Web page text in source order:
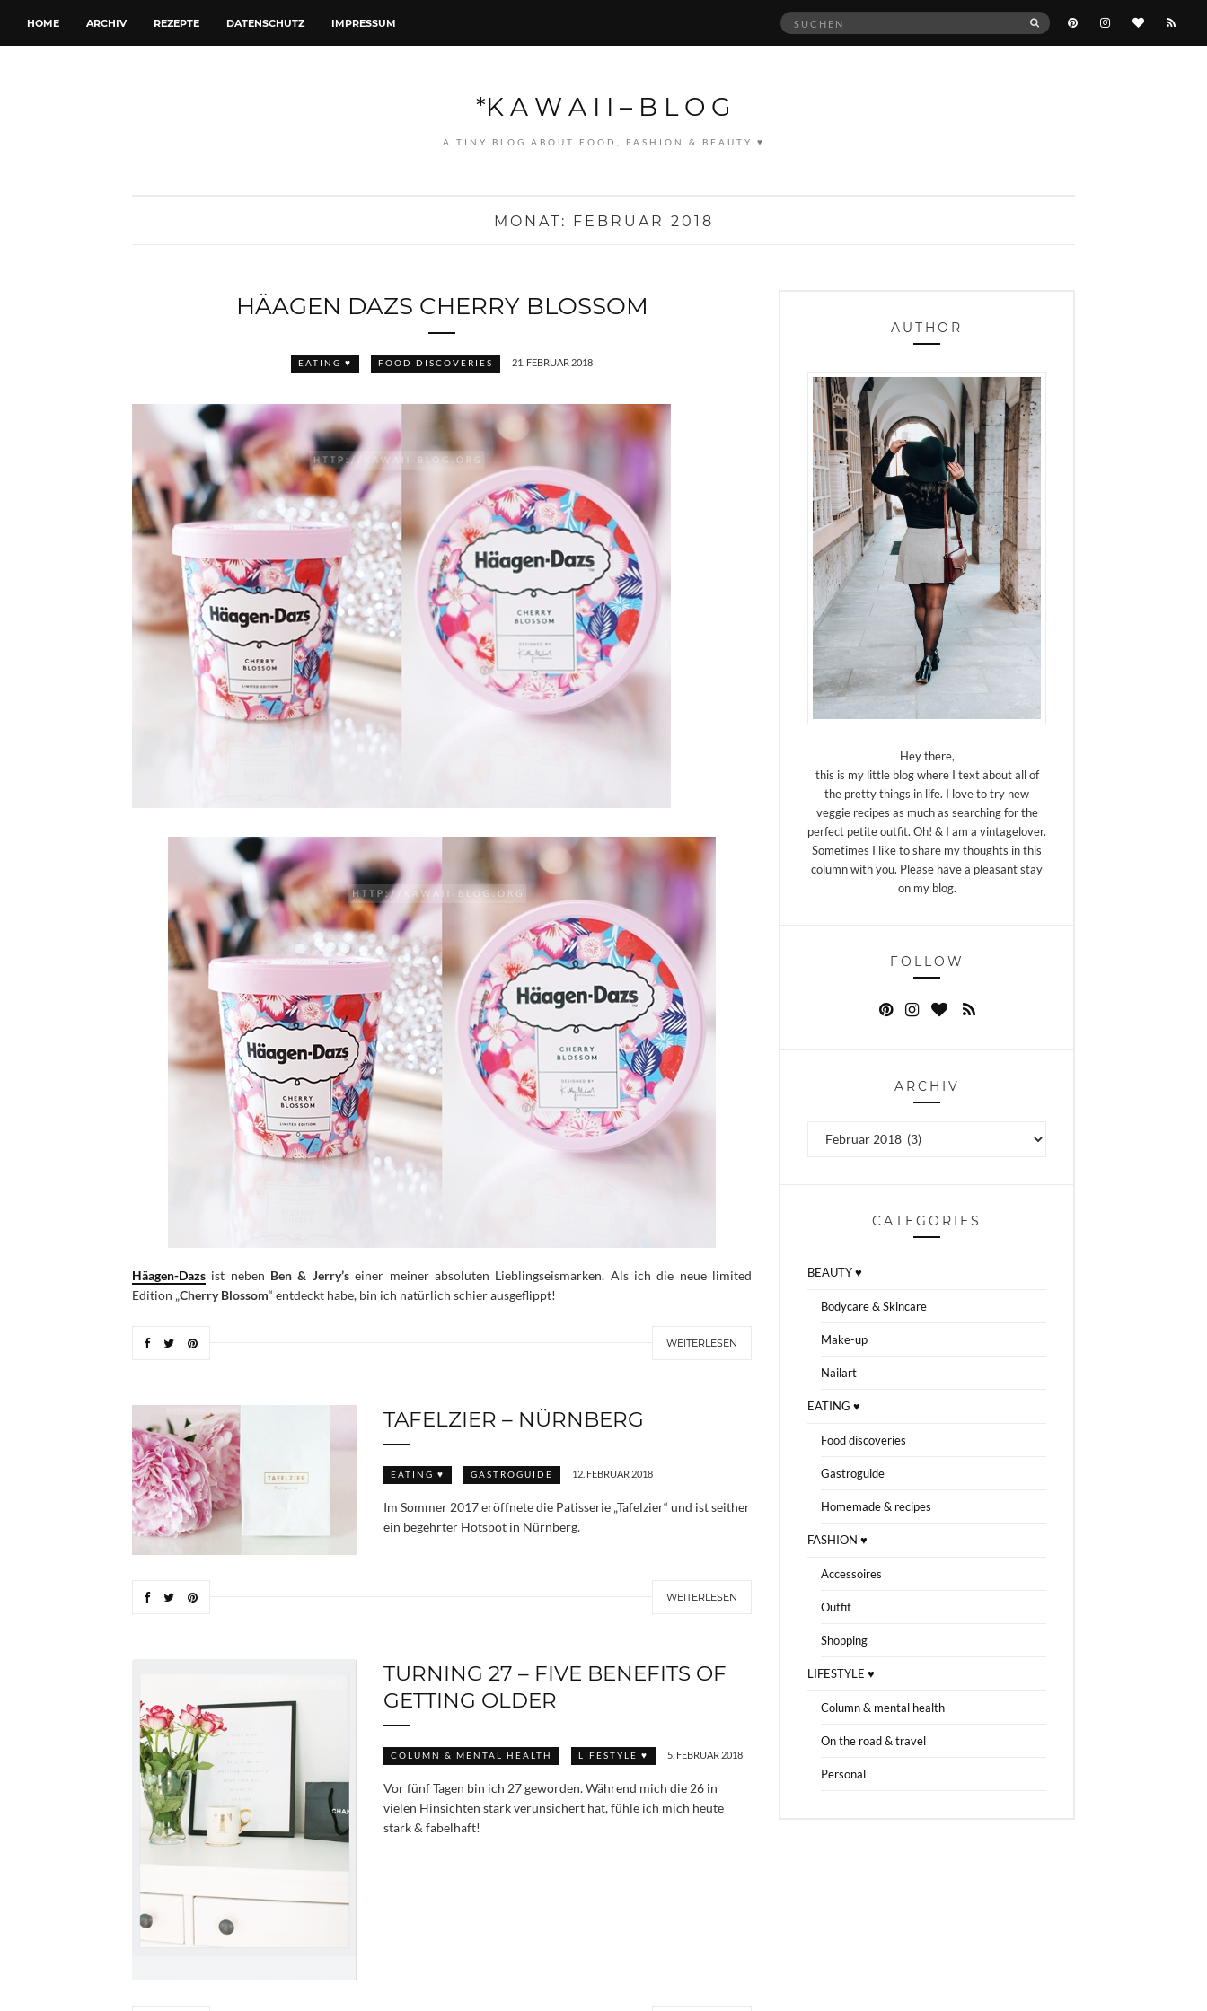
HOME ARCHIV REZEPTE DATENSCHUTZ IMPRESSUM
Suche
SUCHEN
*K A W A I I – B L O G
A TINY BLOG ABOUT FOOD, FASHION & BEAUTY ♥
MONAT: FEBRUAR 2018
HÄAGEN DAZS CHERRY BLOSSOM
EATING ♥ FOOD DISCOVERIES 21. FEBRUAR 2018
Häagen-Dazs ist neben Ben & Jerry’seiner meiner absoluten Lieblingseismarken. Als ich die neue limited
Edition „Cherry Blossom“ entdeckt habe, bin ich natürlich schier ausgeflippt!
WEITERLESEN
TAFELZIER – NÜRNBERG
EATING ♥ GASTROGUIDE 12. FEBRUAR 2018
Im Sommer 2017 eröffnete die Patisserie „Tafelzier“ und ist seither
ein begehrter Hotspot in Nürnberg.
WEITERLESEN
TURNING 27 – FIVE BENEFITS OF
GETTING OLDER
COLUMN & MENTAL HEALTH LIFESTYLE ♥ 5. FEBRUAR 2018
Vor fünf Tagen bin ich 27 geworden. Während mich die 26 in
vielen Hinsichten stark verunsichert hat, fühle ich mich heute
stark & fabelhaft!
AUTHOR
Hey there,
this is my little blog where I text about all of
the pretty things in life. I love to try new
veggie recipes as much as searching for the
perfect petite outfit. Oh! & I am a vintagelover.
Sometimes I like to share my thoughts in this
column with you. Please have a pleasant stay
on my blog.
FOLLOW
ARCHIV
CATEGORIES
BEAUTY ♥
Bodycare & Skincare
Make-up
Nailart
EATING ♥
Food discoveries
Gastroguide
Homemade & recipes
FASHION ♥
Accessoires
Outfit
Shopping
LIFESTYLE ♥
Column & mental health
On the road & travel
Personal